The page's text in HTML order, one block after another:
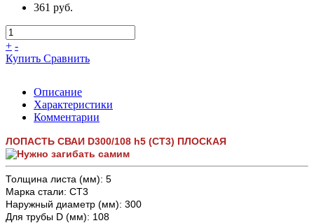
361 руб.
+ -
Купить Сравнить
Описание
Характеристики
Комментарии
ЛОПАСТЬ СВАИ D300/108 h5 (СТ3) ПЛОСКАЯ
Толщина листа (мм): 5
Марка стали: СТ3
Наружный диаметр (мм): 300
Для трубы D (мм): 108